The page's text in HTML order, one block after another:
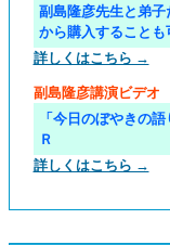
副島隆彦先生と弟
から購入することも
詳しくはこちら →
副島隆彦講演ビデオ
「今日のぼやきの
Ｒ
詳しくはこちら →